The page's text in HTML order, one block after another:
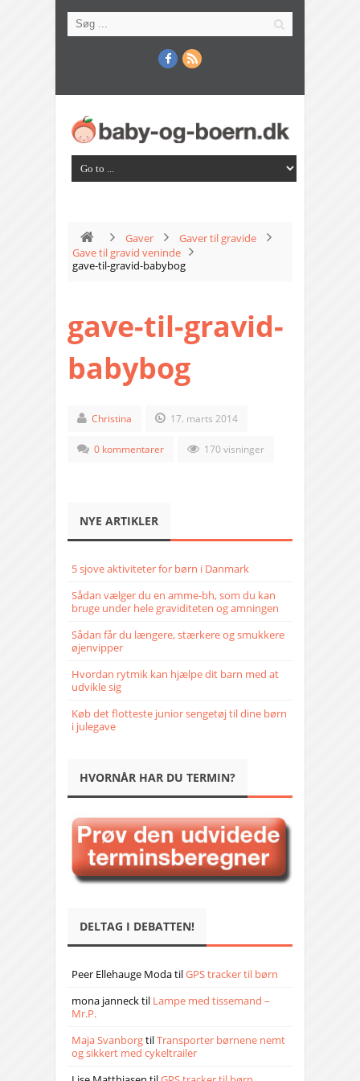
Gaver
Gaver til gravide
Gave til gravid veninde
gave-til-gravid-babybog
gave-til-gravid-
babybog
Christina 17. marts 2014
0 kommentarer 170 visninger
NYE ARTIKLER
5 sjove aktiviteter for børn i Danmark
Sådan vælger du en amme-bh, som du kan
bruge under hele graviditeten og amningen
Sådan får du længere, stærkere og smukkere
øjenvipper
Hvordan rytmik kan hjælpe dit barn med at
udvikle sig
Køb det flotteste junior sengetøj til dine børn
i julegave
HVORNÅR HAR DU TERMIN?
DELTAG I DEBATTEN!
Peer Ellehauge ModatilGPS tracker til børn
mona jannecktil Lampe med tissemand –
Mr.P.
Maja SvanborgtilTransporter børnene nemt
og sikkert med cykeltrailer